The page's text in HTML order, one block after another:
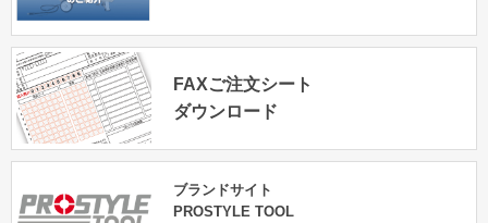
FAXご注文シート
ダウンロード
ブランドサイト
PROSTYLE TOOL